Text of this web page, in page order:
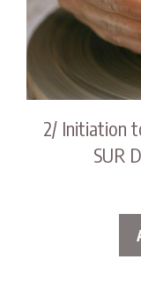
2/ Initiation
SUR